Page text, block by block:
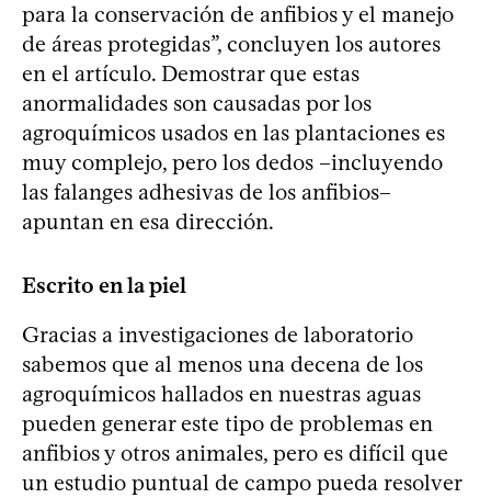
para la conservación de anfibios y el manejo
de áreas protegidas”, concluyen los autores
en el artículo. Demostrar que estas
anormalidades son causadas por los
agroquímicos usados en las plantaciones es
muy complejo, pero los dedos –incluyendo
las falanges adhesivas de los anfibios–
apuntan en esa dirección.
Escrito en la piel
Gracias a investigaciones de laboratorio
sabemos que al menos una decena de los
agroquímicos hallados en nuestras aguas
pueden generar este tipo de problemas en
anfibios y otros animales, pero es difícil que
un estudio puntual de campo pueda resolver